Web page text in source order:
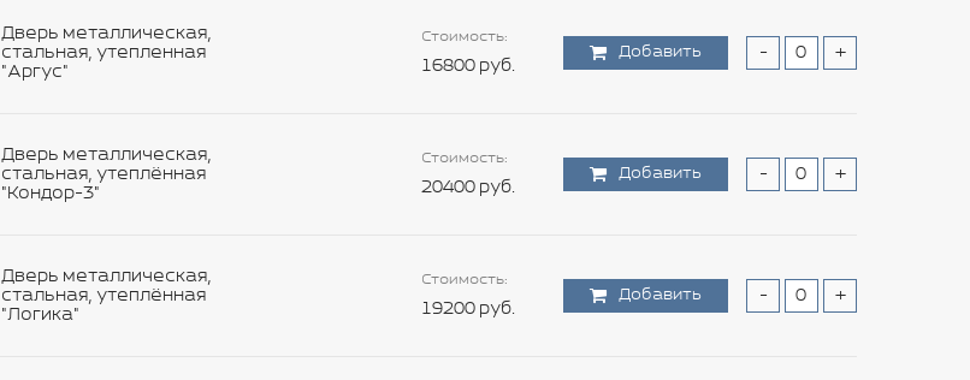
Дверь металлическая,
стальная, утепленная
"Аргус"
Стоимость:
16800 руб.
Добавить - +
Дверь металлическая,
стальная, утеплённая
"Кондор-3"
Стоимость:
20400 руб.
Добавить - +
Дверь металлическая,
стальная, утеплённая
"Логика"
Стоимость:
19200 руб.
Добавить - +